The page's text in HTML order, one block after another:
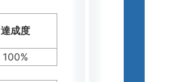
達成度
100%